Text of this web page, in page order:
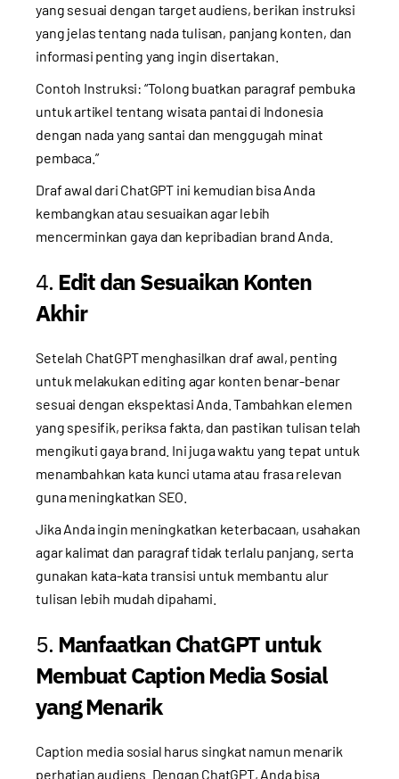
yang sesuai dengan target audiens, berikan instruksi
yang jelas tentang nada tulisan, panjang konten, dan
informasi penting yang ingin disertakan.
Contoh Instruksi: “Tolong buatkan paragraf pembuka
untuk artikel tentang wisata pantai di Indonesia
dengan nada yang santai dan menggugah minat
pembaca.”
Draf awal dari ChatGPT ini kemudian bisa Anda
kembangkan atau sesuaikan agar lebih
mencerminkan gaya dan kepribadian brand Anda.
4. Edit dan Sesuaikan Konten
Akhir
Setelah ChatGPT menghasilkan draf awal, penting
untuk melakukan editing agar konten benar-benar
sesuai dengan ekspektasi Anda. Tambahkan elemen
yang spesifik, periksa fakta, dan pastikan tulisan telah
mengikuti gaya brand. Ini juga waktu yang tepat untuk
menambahkan kata kunci utama atau frasa relevan
guna meningkatkan SEO.
Jika Anda ingin meningkatkan keterbacaan, usahakan
agar kalimat dan paragraf tidak terlalu panjang, serta
gunakan kata-kata transisi untuk membantu alur
tulisan lebih mudah dipahami.
5. Manfaatkan ChatGPT untuk
Membuat Caption Media Sosial
yang Menarik
Caption media sosial harus singkat namun menarik
perhatian audiens. Dengan ChatGPT, Anda bisa